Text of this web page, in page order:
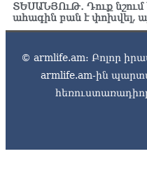
ՏԵՍԱՆՅՈւԹ․ Դուք
ահագին բան է փոխվել,
© armlife.am: Բոլոր
armlife.am-ին